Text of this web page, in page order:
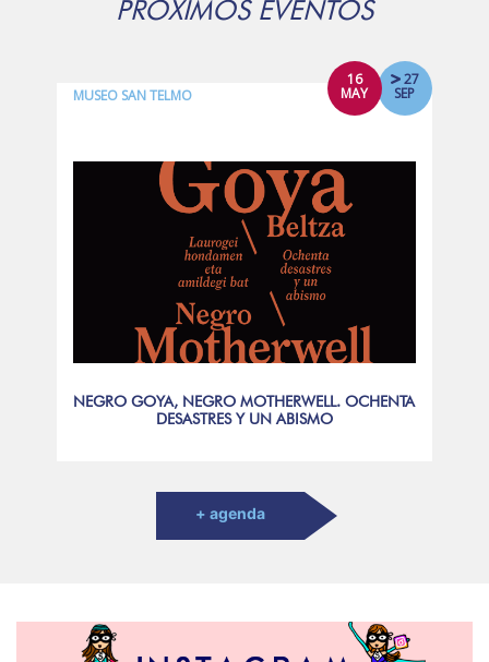
PRÓXIMOS EVENTOS
16
MAY
27
SEP
MUSEO SAN TELMO
NEGRO GOYA, NEGRO MOTHERWELL. OCHENTA
DESASTRES Y UN ABISMO
+ agenda